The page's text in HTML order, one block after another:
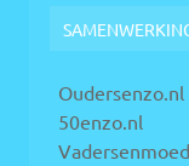
Oudersenzo.nl
50enzo.nl